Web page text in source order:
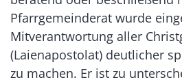
Pfarrgemeinderat wurde
Mitverantwortung aller
(Laienapostolat) deutlicher
zu machen. Er ist zu